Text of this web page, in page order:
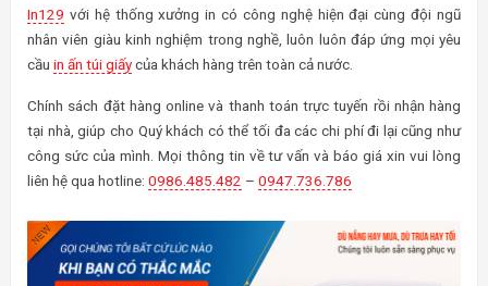
In129 với hệ thống xưởng in có công nghệ hiện đại cùng đội ngũ
nhân viên giàu kinh nghiệm trong nghề, luôn luôn đáp ứng mọi yêu
cầu in ấn túi giấycủa khách hàng trên toàn cả nước.
Chính sách đặt hàng online và thanh toán trực tuyến rồi nhận hàng
tại nhà, giúp cho Quý khách có thể tối đa các chi phí đi lại cũng như
công sức của mình. Mọi thông tin về tư vấn và báo giá xin vui lòng
liên hệ qua hotline: 0986.485.482 – 0947.736.786